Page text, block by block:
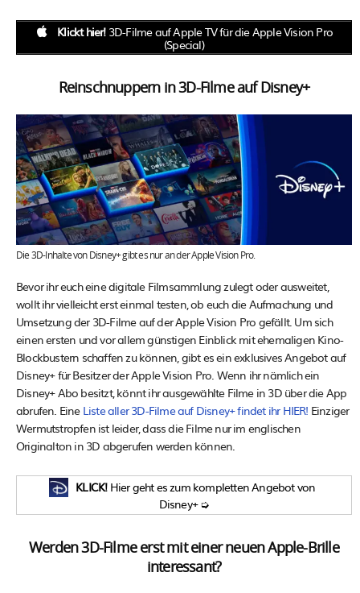
Klickt hier!3D-Filme auf Apple TV für die Apple Vision Pro
(Special)
Reinschnuppern in 3D-Filme auf Disney+
Die 3D-Inhalte von Disney+ gibt es nur an der Apple Vision Pro.
Bevor ihr euch eine digitale Filmsammlung zulegt oder ausweitet,
wollt ihr vielleicht erst einmal testen, ob euch die Aufmachung und
Umsetzung der 3D-Filme auf der Apple Vision Pro gefällt. Um sich
einen ersten und vor allem günstigen Einblick mit ehemaligen Kino-
Blockbustern schaffen zu können, gibt es ein exklusives Angebot auf
Disney+ für Besitzer der Apple Vision Pro. Wenn ihr nämlich ein
Disney+ Abo besitzt, könnt ihr ausgewählte Filme in 3D über die App
abrufen. Eine Liste aller 3D-Filme auf Disney+ findet ihr HIER! Einziger
Wermutstropfen ist leider, dass die Filme nur im englischen
Originalton in 3D abgerufen werden können.
KLICK!Hier geht es zum kompletten Angebot von
Disney+ ➭
Werden 3D-Filme erst mit einer neuen Apple-Brille
interessant?